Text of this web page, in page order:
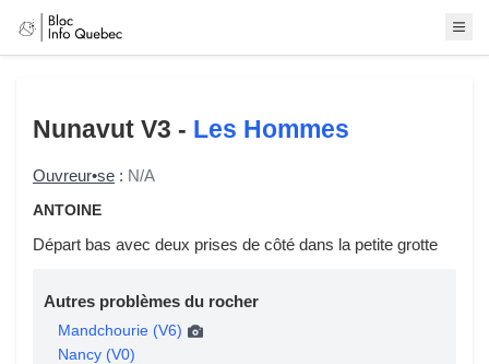
Nunavut V3 - Les Hommes
Ouvreur•se : N/A
ANTOINE
Départ bas avec deux prises de côté dans la petite grotte
Autres problèmes du rocher
Mandchourie (V6)
Nancy (V0)